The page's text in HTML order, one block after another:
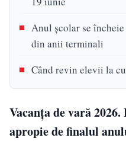
Anul școlar se
din anii terminali
Când revin elevii la
Vacanța de vară
apropie de finalul